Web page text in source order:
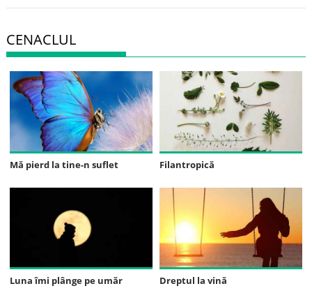
CENACLUL
Mă pierd la tine-n suflet Filantropică
Luna îmi plânge pe umăr Dreptul la vină